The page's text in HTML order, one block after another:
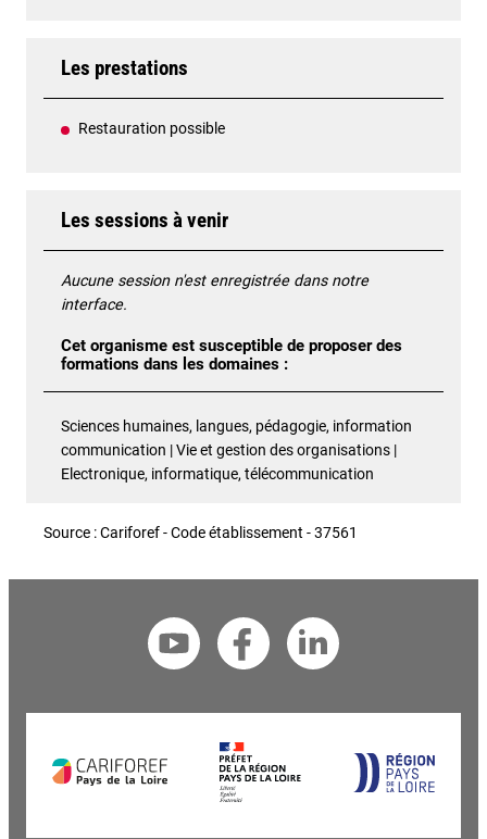
Les prestations
Restauration possible
Les sessions à venir
Aucune session n'est enregistrée dans notre
interface.
Cet organisme est susceptible de proposer des
formations dans les domaines :
Sciences humaines, langues, pédagogie, information
communication | Vie et gestion des organisations |
Electronique, informatique, télécommunication
Source : Cariforef - Code établissement - 37561